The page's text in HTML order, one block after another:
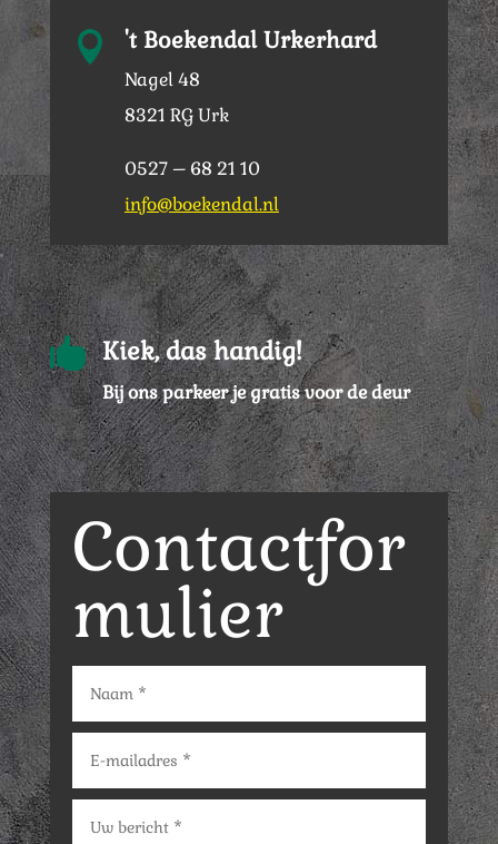
 't Boekendal Urkerhard
Nagel 48
8321 RG Urk
0527 – 68 21 10
info@boekendal.nl
 Kiek, das handig!
Bij ons parkeer je gratis voor de deur
Contactfor
mulier